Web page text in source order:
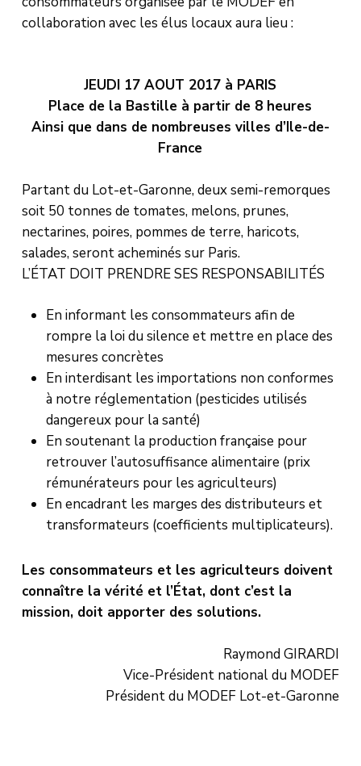
collaboration avec les élus locaux aura lieu :
JEUDI 17 AOUT 2017 à PARIS
Place de la Bastille à partir de 8 heures
Ainsi que dans de nombreuses villes d’Ile-de-
France
Partant du Lot-et-Garonne, deux semi-remorques
soit 50 tonnes de tomates, melons, prunes,
nectarines, poires, pommes de terre, haricots,
salades, seront acheminés sur Paris.
L’ÉTAT DOIT PRENDRE SES RESPONSABILITÉS
En informant les consommateurs afin de
rompre la loi du silence et mettre en place des
mesures concrètes
En interdisant les importations non conformes
à notre réglementation (pesticides utilisés
dangereux pour la santé)
En soutenant la production française pour
retrouver l’autosuffisance alimentaire (prix
rémunérateurs pour les agriculteurs)
En encadrant les marges des distributeurs et
transformateurs (coefficients multiplicateurs).
Les consommateurs et les agriculteurs doivent
connaître la vérité et l’État, dont c’est la
mission, doit apporter des solutions.
Raymond GIRARDI
Vice-Président national du MODEF
Président du MODEF Lot-et-Garonne